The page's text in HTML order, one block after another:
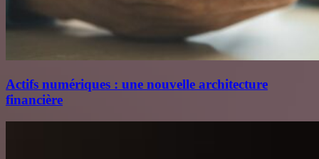
Actifs numériques : une nouvelle architecture
financière